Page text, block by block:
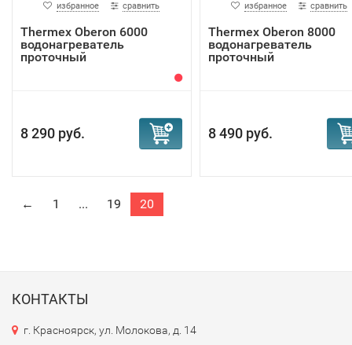
избранное сравнить
Thermex Oberon 6000
водонагреватель
проточный
8 290 руб.
избранное сравнить
Thermex Oberon 8000
водонагреватель
проточный
8 490 руб.
← 1 ... 19 20
КОНТАКТЫ
г. Красноярск, ул. Молокова, д. 14